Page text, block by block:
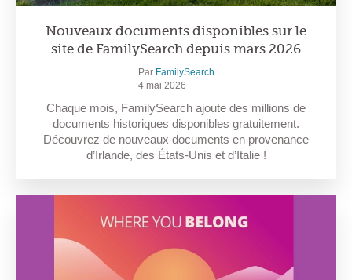
Nouveaux documents disponibles sur le
site de FamilySearch depuis mars 2026
Par FamilySearch
4 mai 2026
Chaque mois, FamilySearch ajoute des millions de
documents historiques disponibles gratuitement.
Découvrez de nouveaux documents en provenance
d’Irlande, des États-Unis et d’Italie !